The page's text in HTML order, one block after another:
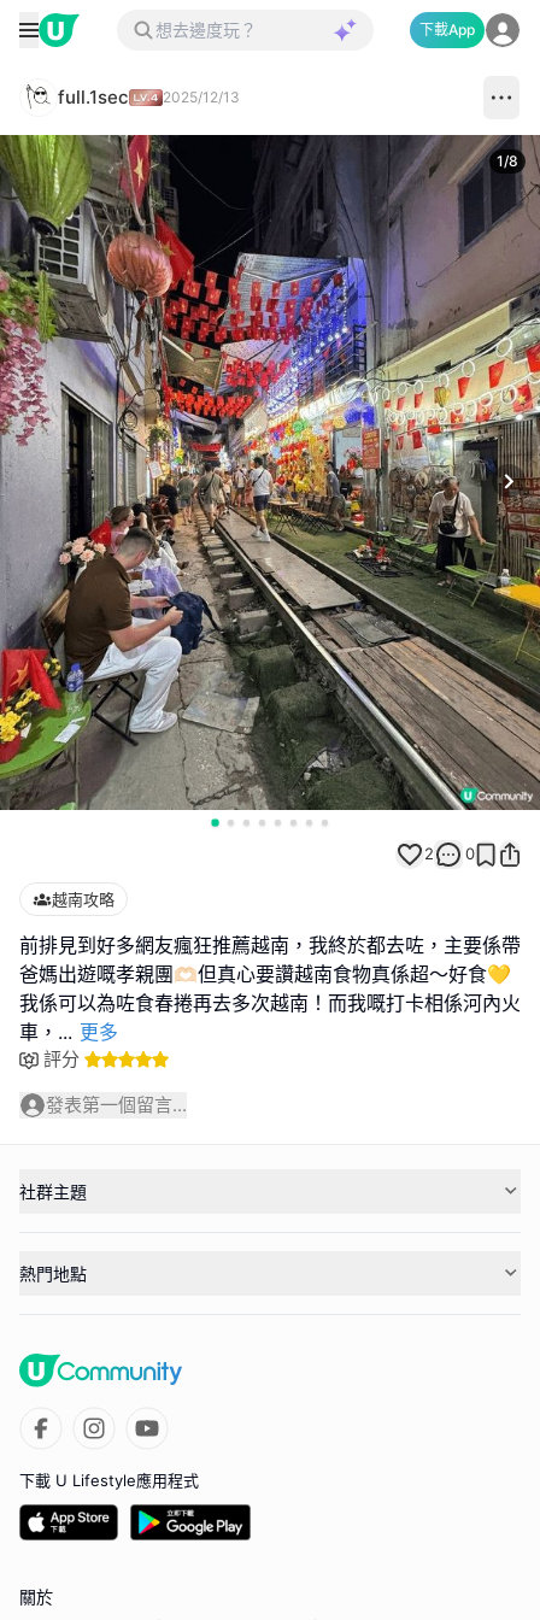
下載App
full.1sec 2025/12/13
1/8
2 0
越南攻略
前排見到好多網友瘋狂推薦越南，我終於都去咗，主要係帶
爸媽出遊嘅孝親團🫶🏻但真心要讚越南食物真係超～好食💛
我係可以為咗食春捲再去多次越南！而我嘅打卡相係河內火
車， ... 更多
評分
發表第一個留言...
社群主題
熱門地點
下載 U Lifestyle應用程式
關於